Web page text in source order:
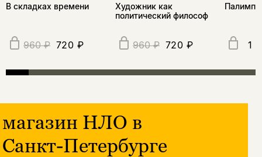
В складках времени
960 ₽ 720 ₽
Художник как
политический философ
960 ₽ 720 ₽ 1
магазин НЛО в
Санкт-Петербурге